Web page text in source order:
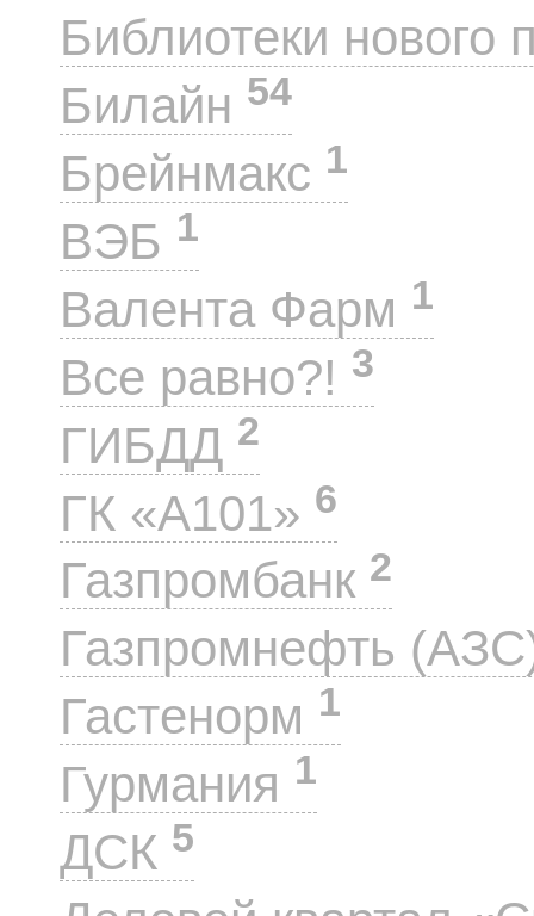
Библиотеки нового
Билайн 54
Брейнмакс 1
ВЭБ 1
Валента Фарм 1
Все равно?! 3
ГИБДД 2
ГК «А101» 6
Газпромбанк 2
Газпромнефть
Гастенорм 1
Гурмания 1
ДСК 5